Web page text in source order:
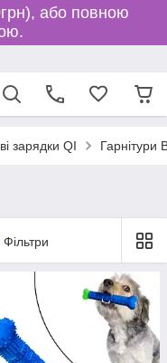
або повною
зарядки QI Гарнітури
Фільтри